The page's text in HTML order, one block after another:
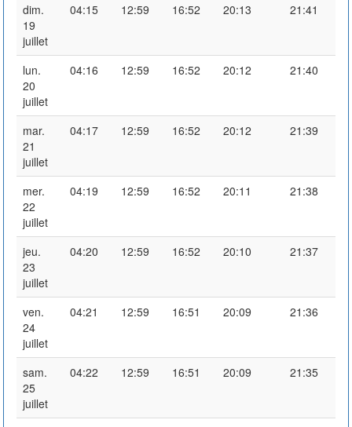
dim.
19
juillet
04:15 12:59 16:52 20:13 21:41
lun.
20
juillet
04:16 12:59 16:52 20:12 21:40
mar.
21
juillet
04:17 12:59 16:52 20:12 21:39
mer.
22
juillet
04:19 12:59 16:52 20:11 21:38
jeu.
23
juillet
04:20 12:59 16:52 20:10 21:37
ven.
24
juillet
04:21 12:59 16:51 20:09 21:36
sam.
25
juillet
04:22 12:59 16:51 20:09 21:35